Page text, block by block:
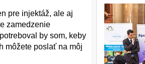
pre injektáž, ale aj
zamedzenie
by som, keby
môžete poslať na môj